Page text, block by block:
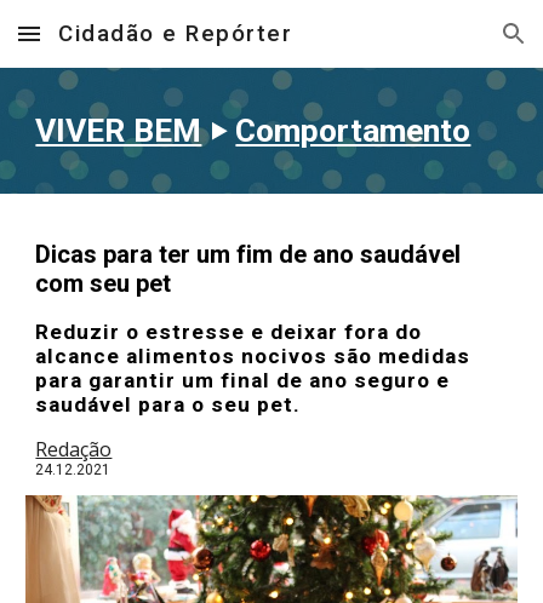
Skip to main content Skip to navigation
Cidadão e Repórter
VIVER BEM‣ Comportamento
Dicas para ter um fim de ano saudável
com seu pet
Reduzir o estresse e deixar fora do
alcance alimentos nocivos são medidas
para garantir um final de ano seguro e
saudável para o seu pet.
Redação
24.12.2021